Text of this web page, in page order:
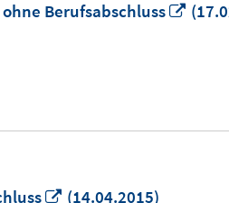
Berufsabschluss
In
In
(14.04.2015)